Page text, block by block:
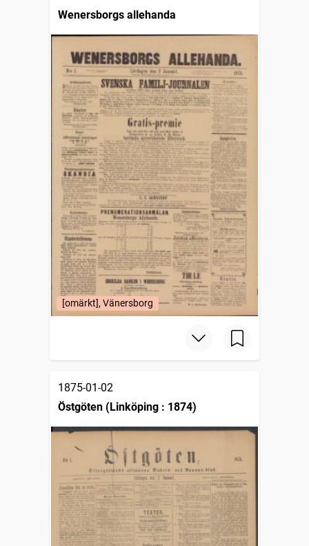
Wenersborgs allehanda
[omärkt], Vänersborg
1875-01-02
Östgöten (Linköping : 1874)